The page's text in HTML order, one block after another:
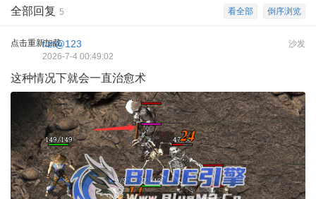
倒序浏览
看全部
全部回复 5
点击重新加载 沙发
flzt@123
2026-7-4 00:49:02
这种情况下就会一直治愈术